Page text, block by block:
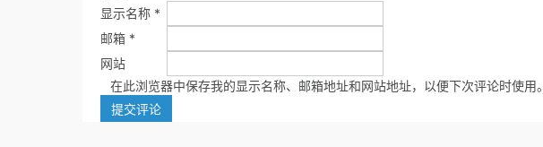
显示名称 *
邮箱 *
网站
在此浏览器中保存我的显示名称、邮箱地址和网站地址，以便下次评论时使用。